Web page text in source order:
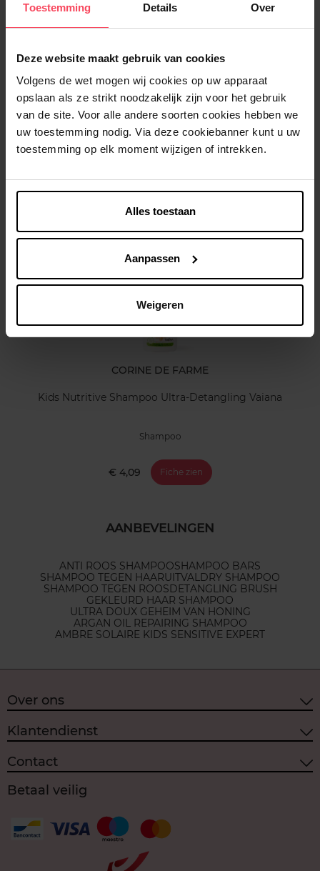
Toestemming Details Over
Deze website maakt gebruik van cookies
Volgens de wet mogen wij cookies op uw apparaat
opslaan als ze strikt noodzakelijk zijn voor het gebruik
van de site. Voor alle andere soorten cookies hebben we
uw toestemming nodig. Via deze cookiebanner kunt u uw
toestemming op elk moment wijzigen of intrekken.
Alles toestaan
Aanpassen
Weigeren
Gratis retour in je winkelpunt
Beschrijving
Nog iets vergeten ?
CORINE DE FARME
Kids Nutritive Shampoo Ultra-Detangling Vaiana
Shampoo
€ 4,09 Fiche zien
AANBEVELINGEN
ANTI ROOS SHAMPOOSHAMPOO BARS
SHAMPOO TEGEN HAARUITVALDRY SHAMPOO
SHAMPOO TEGEN ROOSDETANGLING BRUSH
GEKLEURD HAAR SHAMPOO
ULTRA DOUX GEHEIM VAN HONING
ARGAN OIL REPAIRING SHAMPOO
AMBRE SOLAIRE KIDS SENSITIVE EXPERT
Over ons
Klantendienst
Contact
Betaal veilig